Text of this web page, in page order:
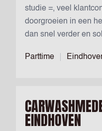
Parttime
studie =, veel
doorgroeien in een
dan snel verder en
EINDHOVEN